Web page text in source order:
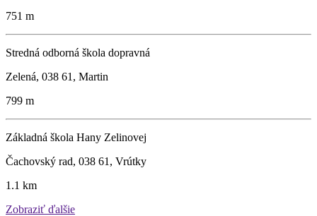
751 m
Stredná odborná škola dopravná
Zelená, 038 61, Martin
799 m
Základná škola Hany Zelinovej
Čachovský rad, 038 61, Vrútky
1.1 km
Zobraziť ďalšie